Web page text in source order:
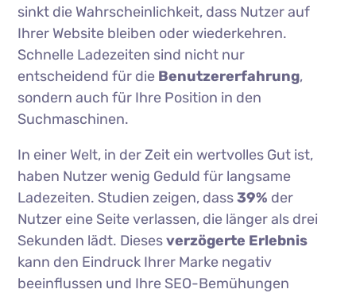
sinkt die Wahrscheinlichkeit, dass Nutzer auf
Ihrer Website bleiben oder wiederkehren.
Schnelle Ladezeiten sind nicht nur
entscheidend für die Benutzererfahrung,
sondern auch für Ihre Position in den
Suchmaschinen.
In einer Welt, in der Zeit ein wertvolles Gut ist,
haben Nutzer wenig Geduld für langsame
Ladezeiten. Studien zeigen, dass39% der
Nutzer eine Seite verlassen, die länger als drei
Sekunden lädt. Diesesverzögerte Erlebnis
kann den Eindruck Ihrer Marke negativ
beeinflussen und Ihre SEO-Bemühungen